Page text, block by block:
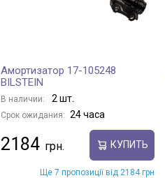
Амортизатор 17-105248
BILSTEIN
В наличии: 2 шт.
Срок ожидания: 24 часа
2184 КУПИТЬ
Ще 7 пропозиції від 2184 грн